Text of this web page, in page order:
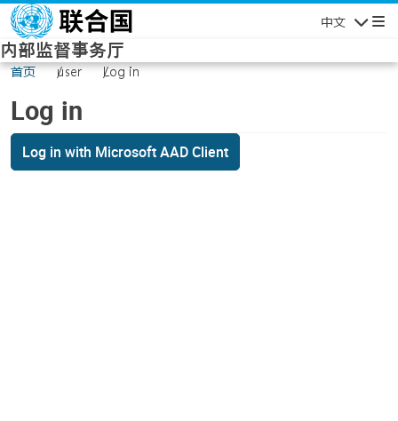
Skip to main content
中文
内部监督事务厅
首页 user Log in
Log in
Log in with Microsoft AAD Client